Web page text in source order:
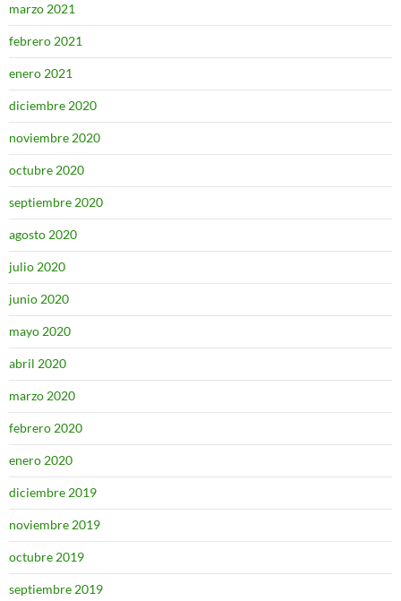
marzo 2021
febrero 2021
enero 2021
diciembre 2020
noviembre 2020
octubre 2020
septiembre 2020
agosto 2020
julio 2020
junio 2020
mayo 2020
abril 2020
marzo 2020
febrero 2020
enero 2020
diciembre 2019
noviembre 2019
octubre 2019
septiembre 2019